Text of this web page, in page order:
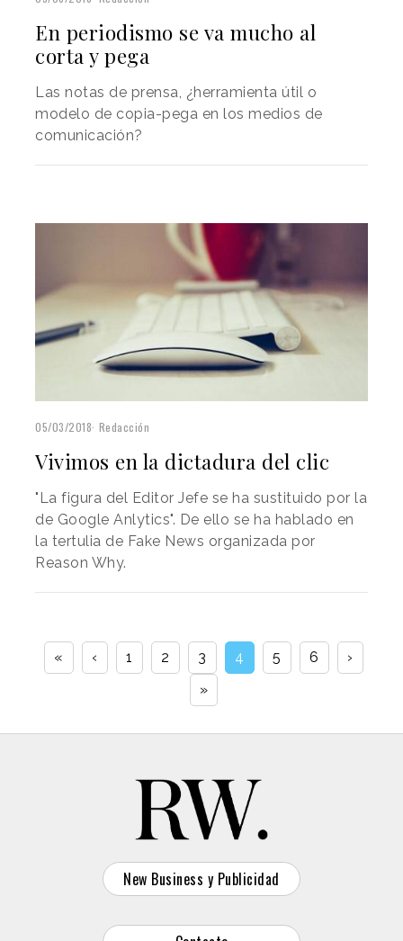
En periodismo se va mucho al
corta y pega
Las notas de prensa, ¿herramienta útil o
modelo de copia-pega en los medios de
comunicación?
05/03/2018 Redacción
Vivimos en la dictadura del clic
"La figura del Editor Jefe se ha sustituido por la
de Google Anlytics". De ello se ha hablado en
la tertulia de Fake News organizada por
Reason Why.
« ‹ 1 2 3 4 5 6
›
»
New Business y Publicidad